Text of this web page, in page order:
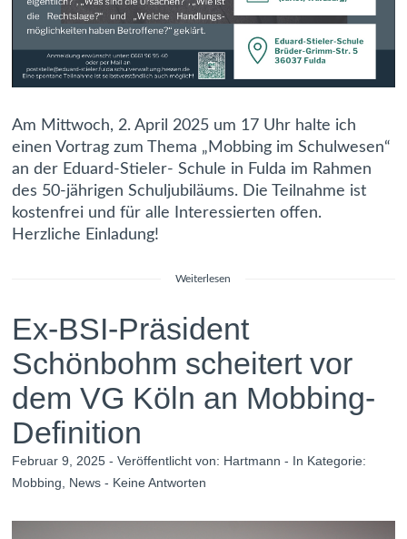
Am Mittwoch, 2. April 2025 um 17 Uhr halte ich
einen Vortrag zum Thema „Mobbing im Schulwesen“
an der Eduard-Stieler- Schule in Fulda im Rahmen
des 50-jährigen Schuljubiläums. Die Teilnahme ist
kostenfrei und für alle Interessierten offen.
Herzliche Einladung!
Weiterlesen
Ex-BSI-Präsident
Schönbohm scheitert vor
dem VG Köln an Mobbing-
Definition
Februar 9, 2025 - Veröffentlicht von: Hartmann - In Kategorie:
Mobbing
News - Keine Antworten